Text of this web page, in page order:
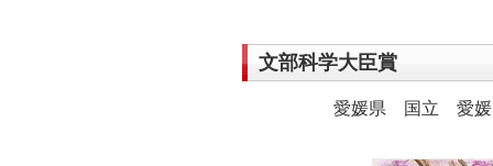
文部科学大臣賞
愛媛県 国立 愛媛